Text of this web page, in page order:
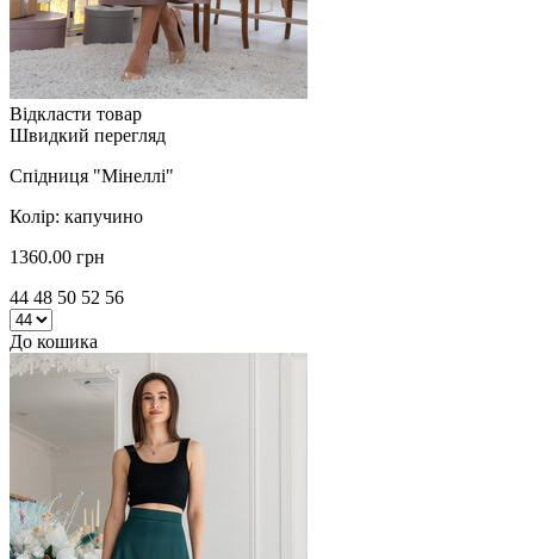
Відкласти товар
Швидкий перегляд
Спідниця "Мінеллі"
Колір: капучино
1360.00 грн
44 48 50 52 56
До кошика